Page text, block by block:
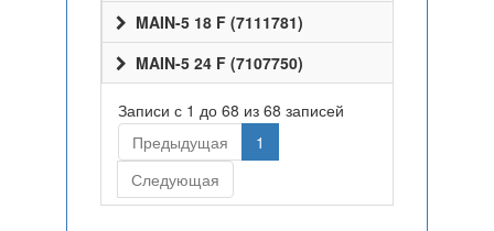
MAIN-5 18 F (7111781)
MAIN-5 24 F (7107750)
Записи с 1 до 68 из 68 записей
Предыдущая
1
Следующая